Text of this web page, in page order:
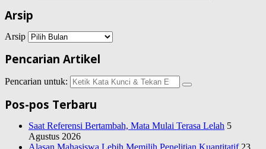
Arsip
Arsip
Pencarian Artikel
Pencarian untuk:
Pos-pos Terbaru
Saat Referensi Bertambah, Mata Mulai Terasa Lelah 5
Agustus 2026